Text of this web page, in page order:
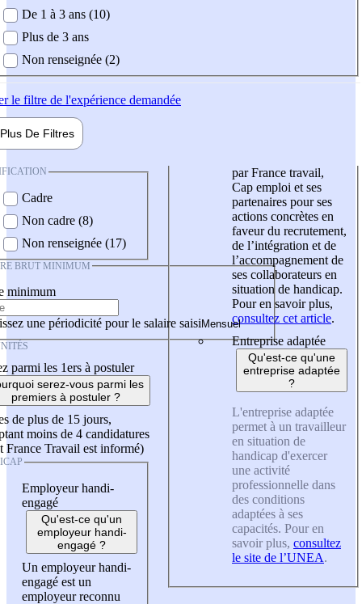
De 1 à 3 ans (10)
Plus de 3 ans
Non renseignée (2)
le filtre de l'expérience demandée
Plus De Filtres
Cadre
Non cadre (8)
Non renseignée (17)
BRUT MINIMUM
minimum
une périodicité pour le salaire saisi
parmi les 1ers à postuler
serez-vous parmi les
premiers à postuler ?
de plus de 15 jours,
moins de 4 candidatures
France Travail est informé)
Employeur handi-
engagé
Qu'est-ce qu'un
employeur handi-
engagé ?
Un employeur handi-
engagé est un
employeur reconnu
par France travail,
Cap emploi et ses
partenaires pour ses
actions concrètes en
faveur du recrutement,
de l’intégration et de
l’accompagnement de
ses collaborateurs en
situation de handicap.
Pour en savoir plus,
consultez cet article.
Entreprise adaptée
Qu'est-ce qu'une
entreprise adaptée
?
L'entreprise adaptée
permet à un travailleur
en situation de
handicap d'exercer
une activité
professionnelle dans
des conditions
adaptées à ses
capacités. Pour en
savoir plus, consultez
le site de l’UNEA.